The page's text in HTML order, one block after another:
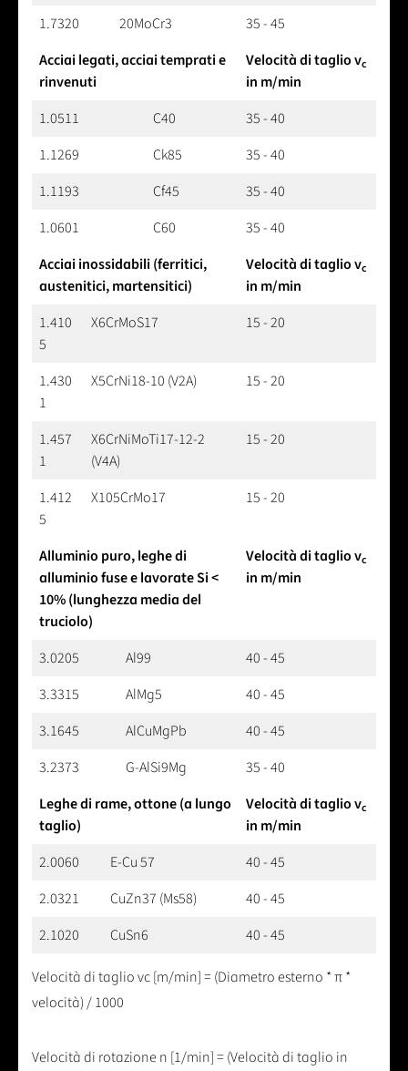
1.7320 20MoCr3
35 - 45
Acciai legati, acciai temprati e
rinvenuti
Velocità di taglio vc
in m/min
1.0511
C40
35 - 40
1.1269
Ck85
35 - 40
1.1193
Cf45
35 - 40
1.0601
C60
35 - 40
Acciai inossidabili (ferritici,
austenitici, martensitici)
Velocità di taglio vc
in m/min
1.410
5
X6CrMoS17 15 - 20
1.430
1
X5CrNi18-10 (V2A) 15 - 20
1.457
1
X6CrNiMoTi17-12-2
(V4A)
15 - 20
1.412
5
X105CrMo17 15 - 20
Alluminio puro, leghe di
alluminio fuse e lavorate Si <
10% (lunghezza media del
truciolo)
Velocità di taglio vc
in m/min
3.0205 Al99
40 - 45
3.3315
AlMg5
40 - 45
3.1645
AlCuMgPb
40 - 45
3.2373
G-AlSi9Mg
35 - 40
Leghe di rame, ottone (a lungo
taglio)
Velocità di taglio vc
in m/min
2.0060
E-Cu 57
40 - 45
2.0321
CuZn37 (Ms58)
40 - 45
2.1020
CuSn6 40 - 45
Velocità di taglio vc [m/min] = (Diametro esterno * π *
velocità) / 1000
Velocità di rotazione n [1/min] = (Velocità di taglio in